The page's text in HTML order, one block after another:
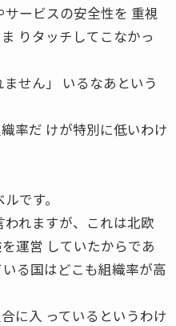
ービスの安全性を 重視
りタッチしてこなかっ
せん」 いるなあという
率だ けが特別に低いわけ
です。
れますが、これは北欧
運営 していたからであ
る国はどこも組織率が高
に入 っているというわけ